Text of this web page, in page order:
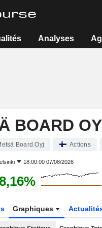
Analyses
BOARD
Board Oyj Actions
18:00:00 07/08/2026
Graphiques